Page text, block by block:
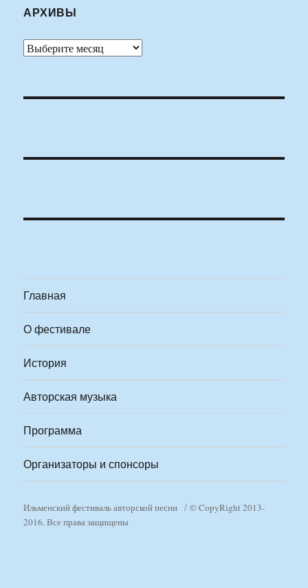
АРХИВЫ
Архивы
Главная
О фестивале
История
Авторская музыка
Программа
Организаторы и спонсоры
Ильменский фестиваль авторской песни
© CopyRight 2013-
2016. Все права защищены